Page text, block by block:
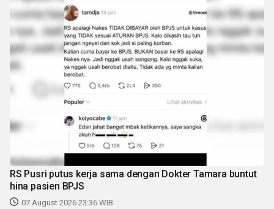
RS Pusri putus kerja sama dengan Dokter Tamara buntut
hina pasien BPJS
07 August 2026 23:36 WIB